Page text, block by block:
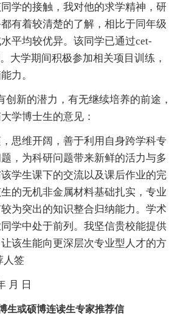
学的接触，我对他的求学精神，研
有着较清楚的了解，相比于同年级
平均较优异。该同学已通过cet-
大学期间积极参加相关项目训练，
力。
新的潜力，有无继续培养的前途，
学博士生的意见：
维开阔，善于利用自身跨学科专
，为科研问题带来新鲜的活力与多
学生课下的交流以及课后作业的完
的无机非金属材料基础扎实，专业
为突出的知识整合归纳能力。学术
学中处于前列。我坚信贵校能提供
该生能向更深层次专业型人才的方
人签
月 日
生或硕博连读生专家推荐信